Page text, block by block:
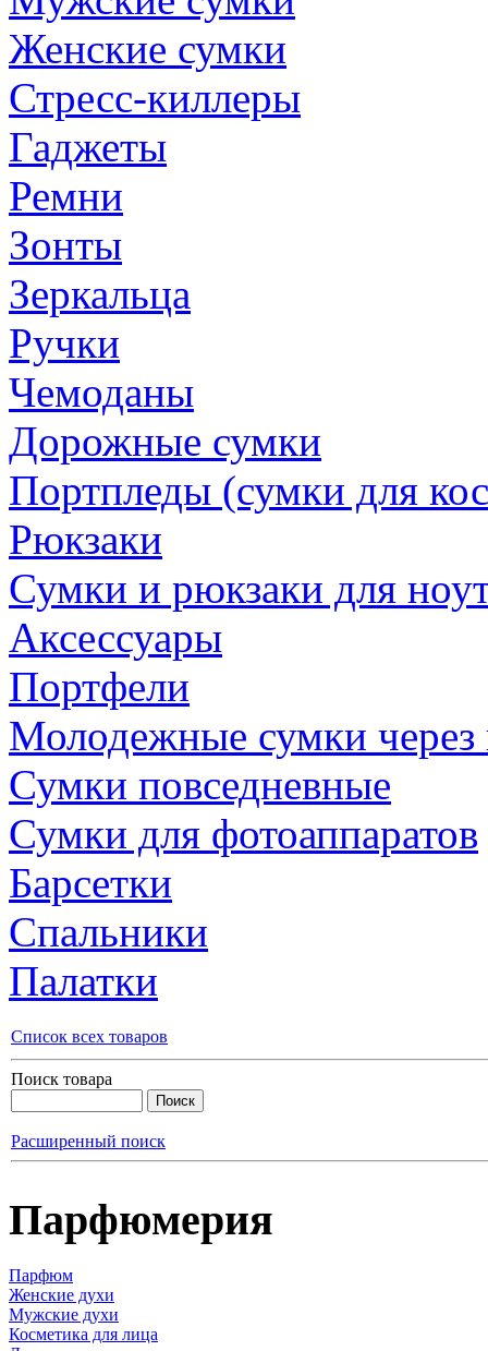
Женские сумки
Стресс-киллеры
Гаджеты
Ремни
Зонты
Зеркальца
Ручки
Чемоданы
Дорожные сумки
Портпледы (сумки для
Рюкзаки
Сумки и рюкзаки для
Аксессуары
Портфели
Молодежные сумки через
Сумки повседневные
Сумки для фотоаппаратов
Барсетки
Спальники
Палатки
Список всех товаров
Поиск товара
Расширенный поиск
Парфюмерия
Парфюм
Женские духи
Мужские духи
Косметика для лица